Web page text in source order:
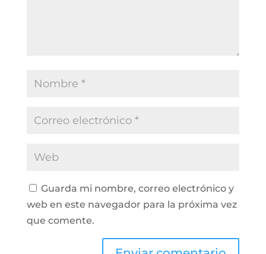
Guarda mi nombre, correo electrónico y
web en este navegador para la próxima vez
que comente.